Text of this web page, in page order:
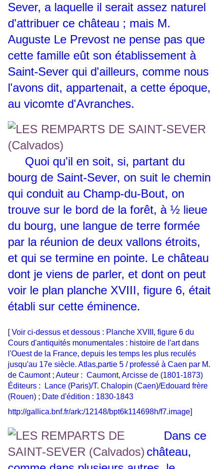
Sever, a laquelle il serait assez naturel
d'attribuer ce château ; mais M.
Auguste Le Prevost ne pense pas que
cette famille eût son établissement à
Saint-Sever qui d'ailleurs, comme nous
l'avons dit, appartenait, a cette époque,
au vicomte d'Avranches.
Quoi qu'il en soit, si, partant du
bourg de Saint-Sever, on suit le chemin
qui conduit au Champ-du-Bout, on
trouve sur le bord de la forêt, à ½ lieue
du bourg, une langue de terre formée
par la réunion de deux vallons étroits,
et qui se termine en pointe. Le château
dont je viens de parler, et dont on peut
voir le plan planche XVIII, figure 6, était
établi sur cette éminence.
[ Voir ci-dessus et dessous : Planche XVIII, figure 6 du
Cours d'antiquités monumentales : histoire de l'art dans
l'Ouest de la France, depuis les temps les plus reculés
jusqu'au 17e siècle. Atlas,partie 5 / professé à Caen par M.
de Caumont ; Auteur : Caumont, Arcisse de (1801-1873)
Éditeurs : Lance (Paris)/T. Chalopin (Caen)/Edouard frère
(Rouen) ; Date d'édition : 1830-1843
http://gallica.bnf.fr/ark:/12148/bpt6k114698h/f7.image]
Dans ce
château,